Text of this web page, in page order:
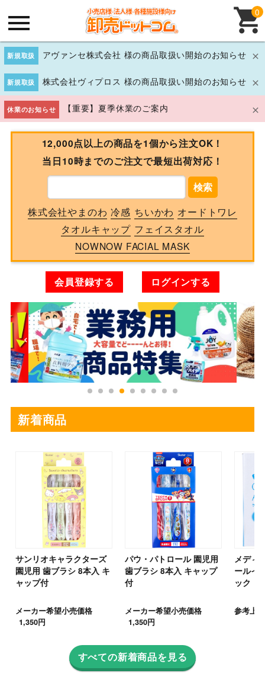
新規取扱 アヴァンセ株式会社 様の商品取扱い開始のお知らせ
新規取扱 株式会社ヴィプロス 様の商品取扱い開始のお知らせ
休業のお知らせ 【重要】夏季休業のご案内
0
12,000点以上の商品を1個から注文OK！
当日10時までのご注文で最短出荷対応！
検索
株式会社やまのわ 冷感 ちいかわ オードトワレ
タオルキャップ フェイスタオル
NOWNOW FACIAL MASK
会員登録する ログインする
‹ ›
新着商品
サンリオキャラクターズ
園児用 歯ブラシ 8本入 キ
ャップ付
メーカー希望小売価格
1,350円
パウ・パトロール 園児用
歯ブラシ 8本入 キャップ
付
メーカー希望小売価格
1,350円
メディ
ールイ
ック
参考上代
すべての新着商品を見る